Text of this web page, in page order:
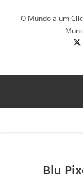
O Mundo a um
Blu